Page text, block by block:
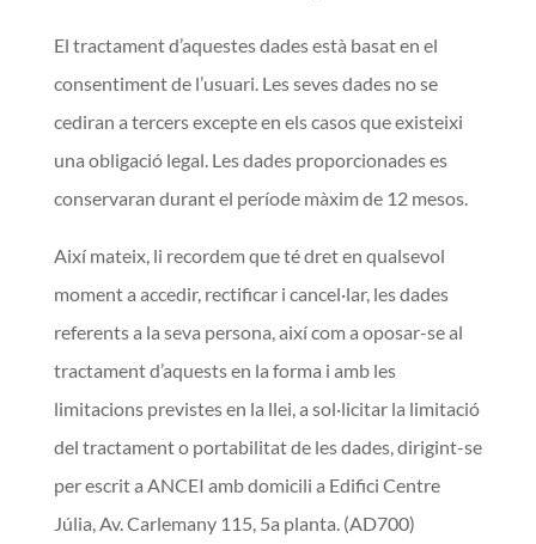
El tractament d’aquestes dades està basat en el
consentiment de l’usuari. Les seves dades no se
cediran a tercers excepte en els casos que existeixi
una obligació legal. Les dades proporcionades es
conservaran durant el període màxim de 12 mesos.
Així mateix, li recordem que té dret en qualsevol
moment a accedir, rectificar i cancel·lar, les dades
referents a la seva persona, així com a oposar-se al
tractament d’aquests en la forma i amb les
limitacions previstes en la llei, a sol·licitar la limitació
del tractament o portabilitat de les dades, dirigint-se
per escrit a ANCEI amb domicili a Edifici Centre
Júlia, Av. Carlemany 115, 5a planta. (AD700)